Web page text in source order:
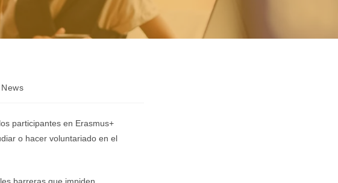
News
participantes en Erasmus+
o hacer voluntariado en el